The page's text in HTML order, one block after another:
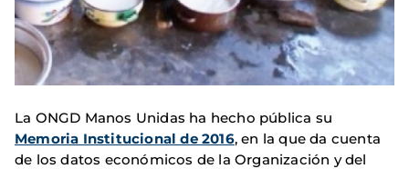
La ONGD Manos Unidas ha hecho pública su
Memoria Institucional de 2016, en la que da cuenta
de los datos económicos de la Organización y del